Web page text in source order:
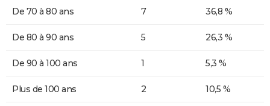
De 70 à 80 ans 7 36,8 %
De 80 à 90 ans 5 26,3 %
De 90 à 100 ans 1 5,3 %
Plus de 100 ans 2 10,5 %